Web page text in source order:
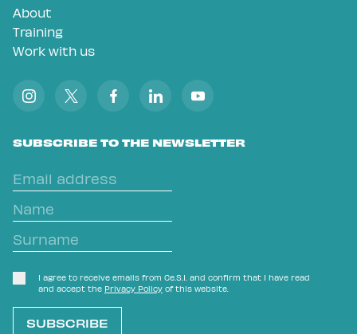
About
Training
Work with us
SUBSCRIBE TO THE NEWSLETTER
I agree to receive emails from Ce.S.I. and confirm that I have read
and accept the Privacy Policy of this website.